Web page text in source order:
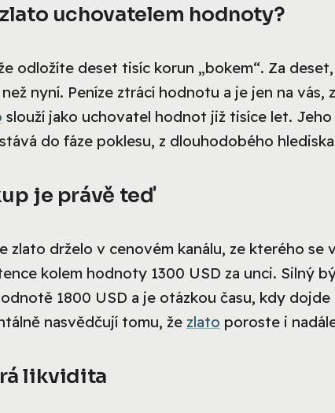
uchovatelem hodnoty?
odložíte deset tisíc korun „bokem“. Za
nyní. Peníze ztrácí hodnotu a je jen na
slouží jako uchovatel hodnot již tisíce let.
do fáze poklesu, z dlouhodobého
je právě teď
zlato drželo v cenovém kanálu, ze kterého
kolem hodnoty 1300 USD za unci. Silný
1800 USD a je otázkou času, kdy
nasvědčují tomu, že zlato poroste i
likvidita